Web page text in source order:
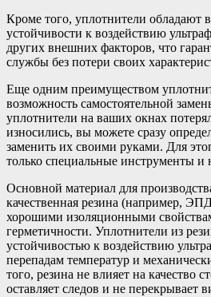
Кроме того, уплотнители обладают
устойчивости к воздействию
других внешних факторов, что
службы без потери своих
Еще одним преимуществом
возможность самостоятельной
уплотнители на ваших окнах
износились, вы можете сразу
заменить их своими руками. Для
только специальные инструменты и
Основной материал для
качественная резина (например,
хорошими изоляционными
герметичности. Уплотнители из
устойчивостью к воздействию
перепадам температур и
того, резина не влияет на качество
оставляет следов и не перекрывает